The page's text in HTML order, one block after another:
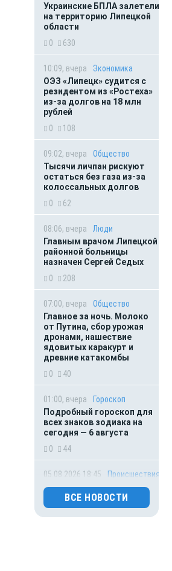
Украинские БПЛА залетели
на территорию Липецкой
области
0
630
10:09, вчера
Экономика
ОЭЗ «Липецк» судится с
резидентом из «Ростеха»
из-за долгов на 18 млн
рублей
0
108
09:02, вчера
Общество
Тысячи личпан рискуют
остаться без газа из-за
колоссальных долгов
0
62
08:06, вчера
Люди
Главным врачом Липецкой
районной больницы
назначен Сергей Седых
0
208
07:00, вчера
Общество
Главное за ночь. Молоко
от Путина, сбор урожая
дронами, нашествие
ядовитых каракурт и
древние катакомбы
0
40
01:00, вчера
Гороскоп
Подробный гороскоп для
всех знаков зодиака на
сегодня — 6 августа
0
44
05.08.2026 18:45
Происшествия
Молодого футболиста
убило молнией во время
матча на глазах зрителей
ВСЕ НОВОСТИ